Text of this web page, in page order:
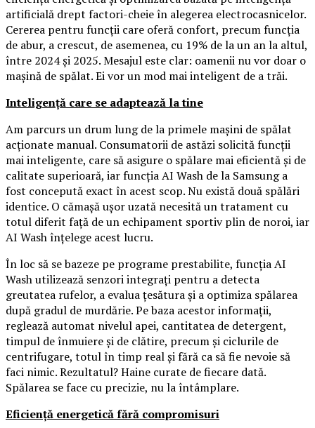
artificială drept factori-cheie în alegerea electrocasnicelor.
Cererea pentru funcții care oferă confort, precum funcția
de abur, a crescut, de asemenea, cu 19% de la un an la altul,
între 2024 și 2025. Mesajul este clar: oamenii nu vor doar o
mașină de spălat. Ei vor un mod mai inteligent de a trăi.
Inteligență care se adaptează la tine
Am parcurs un drum lung de la primele mașini de spălat
acționate manual. Consumatorii de astăzi solicită funcții
mai inteligente, care să asigure o spălare mai eficientă și de
calitate superioară, iar funcția AI Wash de la Samsung a
fost concepută exact în acest scop. Nu există două spălări
identice. O cămașă ușor uzată necesită un tratament cu
totul diferit față de un echipament sportiv plin de noroi, iar
AI Wash înțelege acest lucru.
În loc să se bazeze pe programe prestabilite, funcția AI
Wash utilizează senzori integrați pentru a detecta
greutatea rufelor, a evalua țesătura și a optimiza spălarea
după gradul de murdărie. Pe baza acestor informații,
reglează automat nivelul apei, cantitatea de detergent,
timpul de înmuiere și de clătire, precum și ciclurile de
centrifugare, totul în timp real și fără ca să fie nevoie să
faci nimic. Rezultatul? Haine curate de fiecare dată.
Spălarea se face cu precizie, nu la întâmplare.
Eficiență energetică fără compromisuri